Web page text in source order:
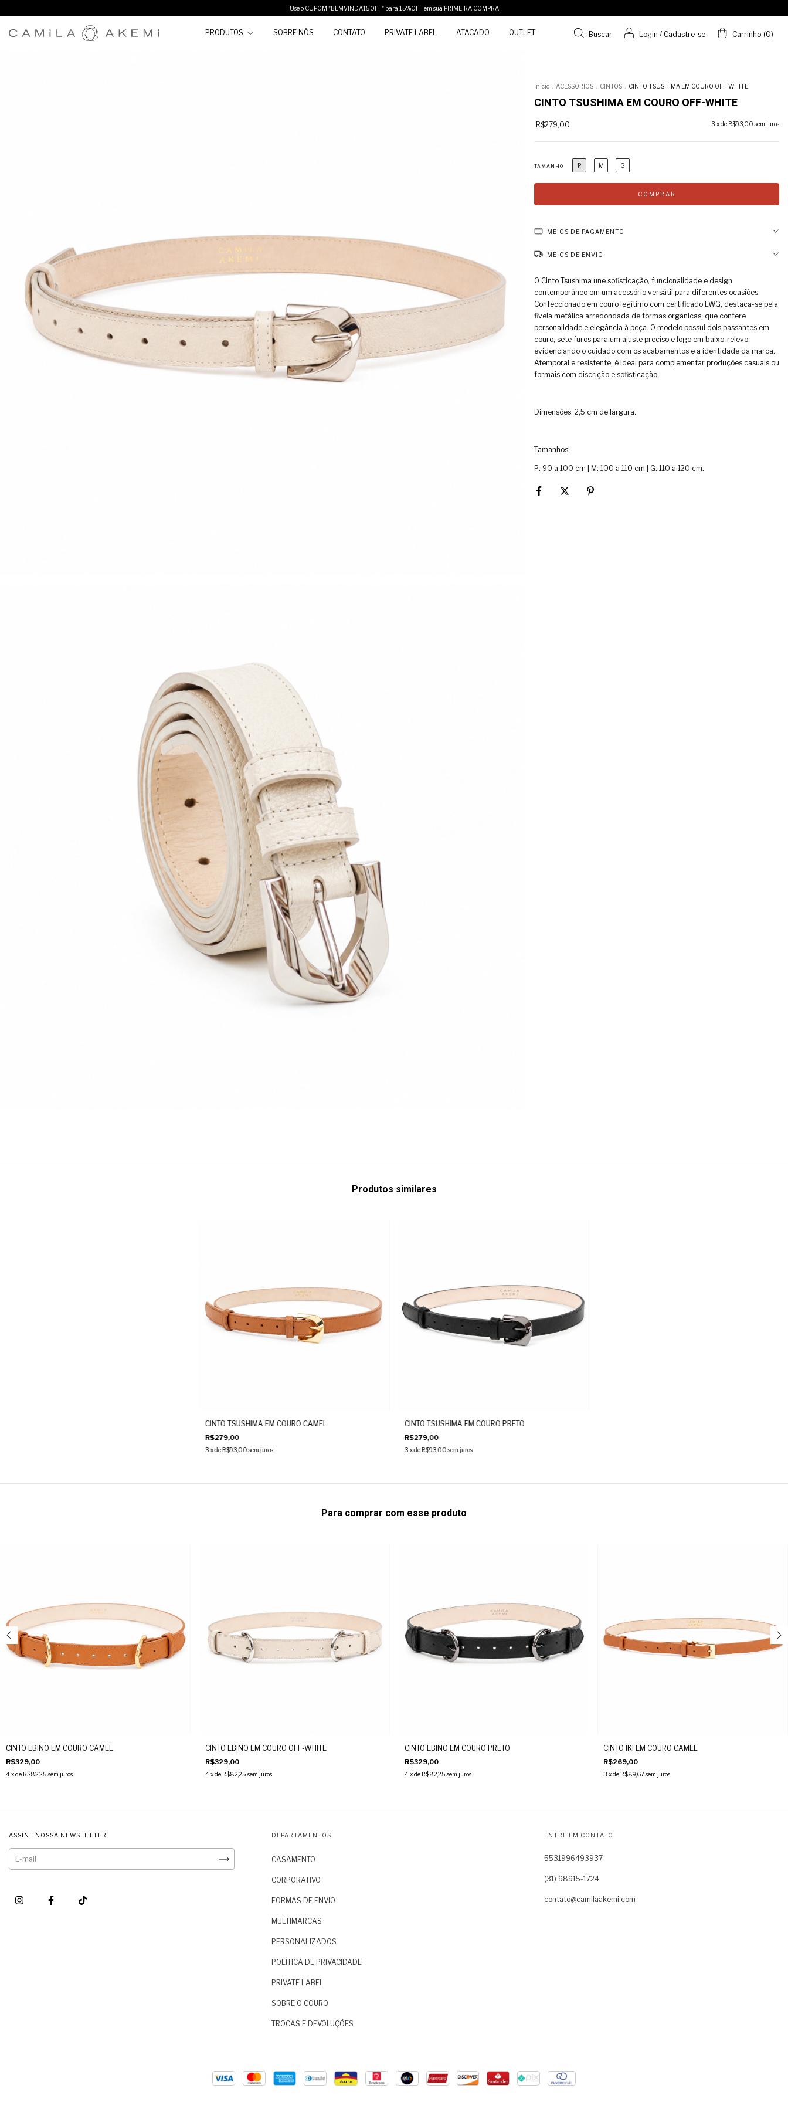
Use o CUPOM "BEMVINDA15OFF" para 15%OFF em sua PRIMEIRA COMPRA
PRODUTOS SOBRE NÓS CONTATO PRIVATE LABEL ATACADO OUTLET Buscar Login / Cadastre-se Carrinho (0)
Início ACESSÓRIOS CINTOS CINTO TSUSHIMA EM COURO OFF-WHITE
CINTO TSUSHIMA EM COURO OFF-WHITE
R$279,00 3 x de R$93,00 sem juros
TAMANHO P M G
MEIOS DE PAGAMENTO
MEIOS DE ENVIO
O Cinto Tsushima une sofisticação, funcionalidade e design
contemporâneo em um acessório versátil para diferentes ocasiões.
Confeccionado em couro legítimo com certificado LWG, destaca-se pela
fivela metálica arredondada de formas orgânicas, que confere
personalidade e elegância à peça. O modelo possui dois passantes em
couro, sete furos para um ajuste preciso e logo em baixo-relevo,
evidenciando o cuidado com os acabamentos e a identidade da marca.
Atemporal e resistente, é ideal para complementar produções casuais ou
formais com discrição e sofisticação.
Dimensões: 2,5 cm de largura.
Tamanhos:
P: 90 a 100 cm | M: 100 a 110 cm | G: 110 a 120 cm.
Produtos similares
CINTO TSUSHIMA EM COURO CAMEL
R$279,00
3 x de R$93,00 sem juros
CINTO TSUSHIMA EM COURO PRETO
R$279,00
3 x de R$93,00 sem juros
Para comprar com esse produto
CINTO EBINO EM COURO CAMEL
R$329,00
4 x de R$82,25 sem juros
CINTO EBINO EM COURO OFF-WHITE
R$329,00
4 x de R$82,25 sem juros
CINTO EBINO EM COURO PRETO
R$329,00
4 x de R$82,25 sem juros
CINTO IKI EM COURO CAMEL
R$269,00
3 x de R$89,67sem juros
ASSINE NOSSA NEWSLETTER DEPARTAMENTOS
CASAMENTO
CORPORATIVO
FORMAS DE ENVIO
MULTIMARCAS
PERSONALIZADOS
POLÍTICA DE PRIVACIDADE
PRIVATE LABEL
SOBRE O COURO
TROCAS E DEVOLUÇÕES
ENTRE EM CONTATO
5531996493937
(31) 98915-1724
contato@camilaakemi.com